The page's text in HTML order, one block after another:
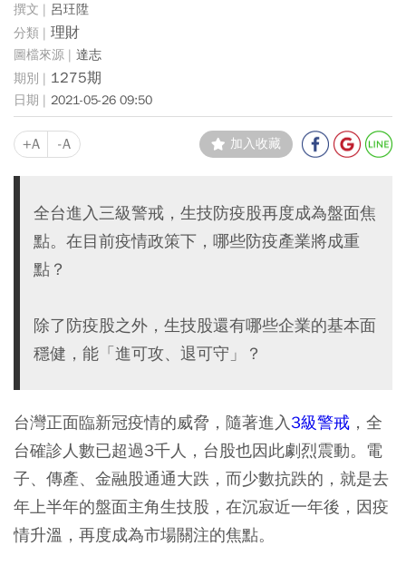
呂玨陞
理財
達志
1275期
2021-05-26 09:50
+A -A 加入收藏
全台進入三級警戒，生技防疫股再度成為盤面焦
點。在目前疫情政策下，哪些防疫產業將成重
點？
除了防疫股之外，生技股還有哪些企業的基本面
穩健，能「進可攻、退可守」？
台灣正面臨新冠疫情的威脅，隨著進入3級警戒 ，全
台確診人數已超過3千人，台股也因此劇烈震動。電
子、傳產、金融股通通大跌，而少數抗跌的，就是去
年上半年的盤面主角生技股，在沉寂近一年後，因疫
情升溫，再度成為市場關注的焦點。